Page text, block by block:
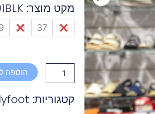
מקט מוצר: 549601BLK
36
37
38
כמות
של
חורים
הוספה
קטגוריות: